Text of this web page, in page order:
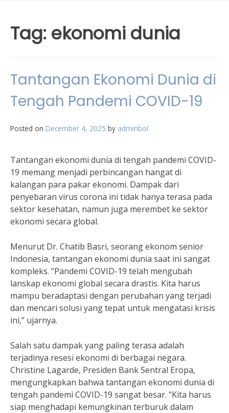
Tag: ekonomi dunia
Tantangan Ekonomi Dunia di
Tengah Pandemi COVID-19
Posted on December 4, 2025 by adminbol
Tantangan ekonomi dunia di tengah pandemi COVID-
19 memang menjadi perbincangan hangat di
kalangan para pakar ekonomi. Dampak dari
penyebaran virus corona ini tidak hanya terasa pada
sektor kesehatan, namun juga merembet ke sektor
ekonomi secara global.
Menurut Dr. Chatib Basri, seorang ekonom senior
Indonesia, tantangan ekonomi dunia saat ini sangat
kompleks. “Pandemi COVID-19 telah mengubah
lanskap ekonomi global secara drastis. Kita harus
mampu beradaptasi dengan perubahan yang terjadi
dan mencari solusi yang tepat untuk mengatasi krisis
ini,” ujarnya.
Salah satu dampak yang paling terasa adalah
terjadinya resesi ekonomi di berbagai negara.
Christine Lagarde, Presiden Bank Sentral Eropa,
mengungkapkan bahwa tantangan ekonomi dunia di
tengah pandemi COVID-19 sangat besar. “Kita harus
siap menghadapi kemungkinan terburuk dalam